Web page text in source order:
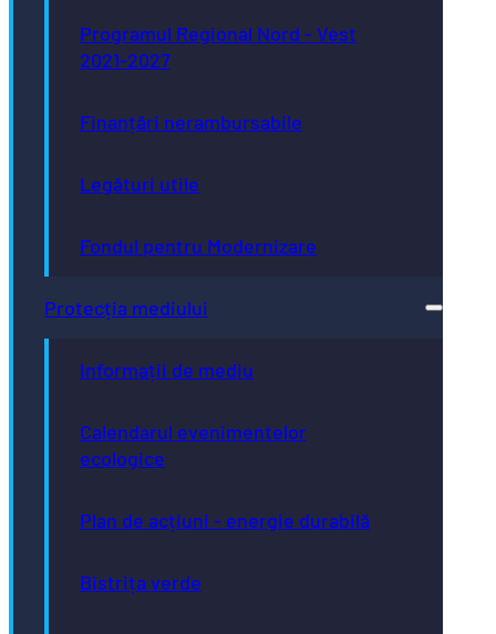
Programul Regional Nord - Vest
2021-2027
Finanțări nerambursabile
Legături utile
Fondul pentru Modernizare
Protecția mediului
Informații de mediu
Calendarul evenimentelor
ecologice
Plan de acțiuni - energie durabilă
Bistrița verde